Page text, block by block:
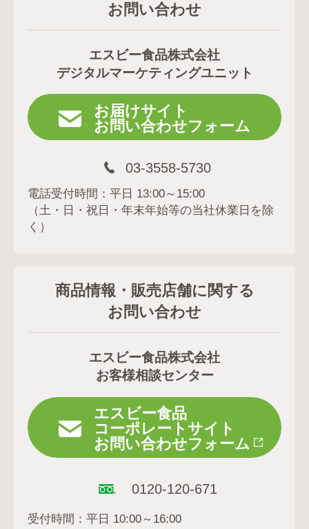
お問い合わせ
エスビー食品株式会社
デジタルマーケティングユニット
お届けサイト
お問い合わせフォーム
03-3558-5730
電話受付時間：平日 13:00～15:00
（土・日・祝日・年末年始等の当社休業日を除
く）
商品情報・販売店舗に関する
お問い合わせ
エスビー食品株式会社
お客様相談センター
エスビー食品
コーポレートサイト
お問い合わせフォーム
0120-120-671
受付時間：平日 10:00～16:00